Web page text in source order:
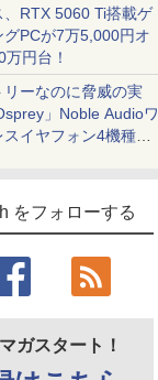
、RTX 5060 Ti搭載ゲ
グPCが7万5,000円オ
万円台！
リーなのに脅威の実
」Noble Audioワ
イヤフォン4機種を
をフォローする
ガスタート！